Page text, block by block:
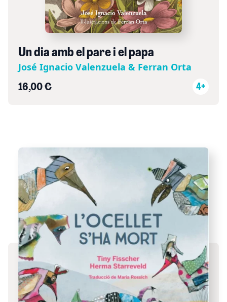
Un dia amb el pare i el papa
José Ignacio Valenzuela & Ferran Orta
16,00 € 4+